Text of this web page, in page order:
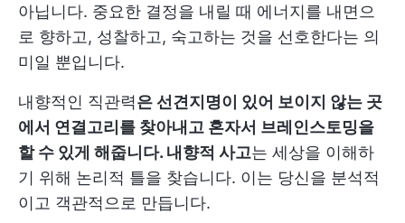
아닙니다. 중요한 결정을 내릴 때 에너지를 내면으
로 향하고, 성찰하고, 숙고하는 것을 선호한다는 의
미일 뿐입니다.
내향적인 직관력은 선견지명이 있어 보이지 않는 곳
에서 연결고리를 찾아내고 혼자서 브레인스토밍을
할 수 있게 해줍니다. 내향적 사고는 세상을 이해하
기 위해 논리적 틀을 찾습니다. 이는 당신을 분석적
이고 객관적으로 만듭니다.